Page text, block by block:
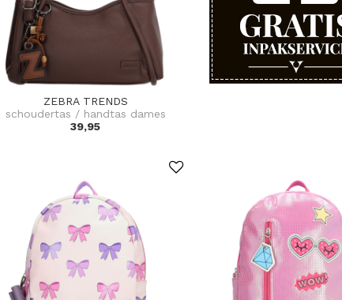
ZEBRA TRENDS
schoudertas / handtas dames
39,95